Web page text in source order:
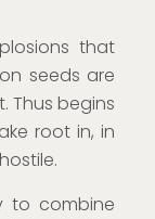
that
seeds are
Thus begins
root in, in
to combine